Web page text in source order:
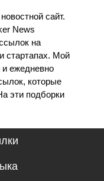
сайт.
News
на
стартапах. Мой
и ежедневно
которые
эти подборки